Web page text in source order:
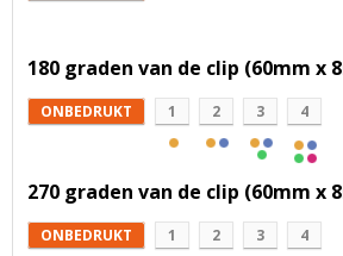
180 graden van de clip (60mm x
ONBEDRUKT 1 2 3 4
270 graden van de clip (60mm x
ONBEDRUKT 1 2 3 4